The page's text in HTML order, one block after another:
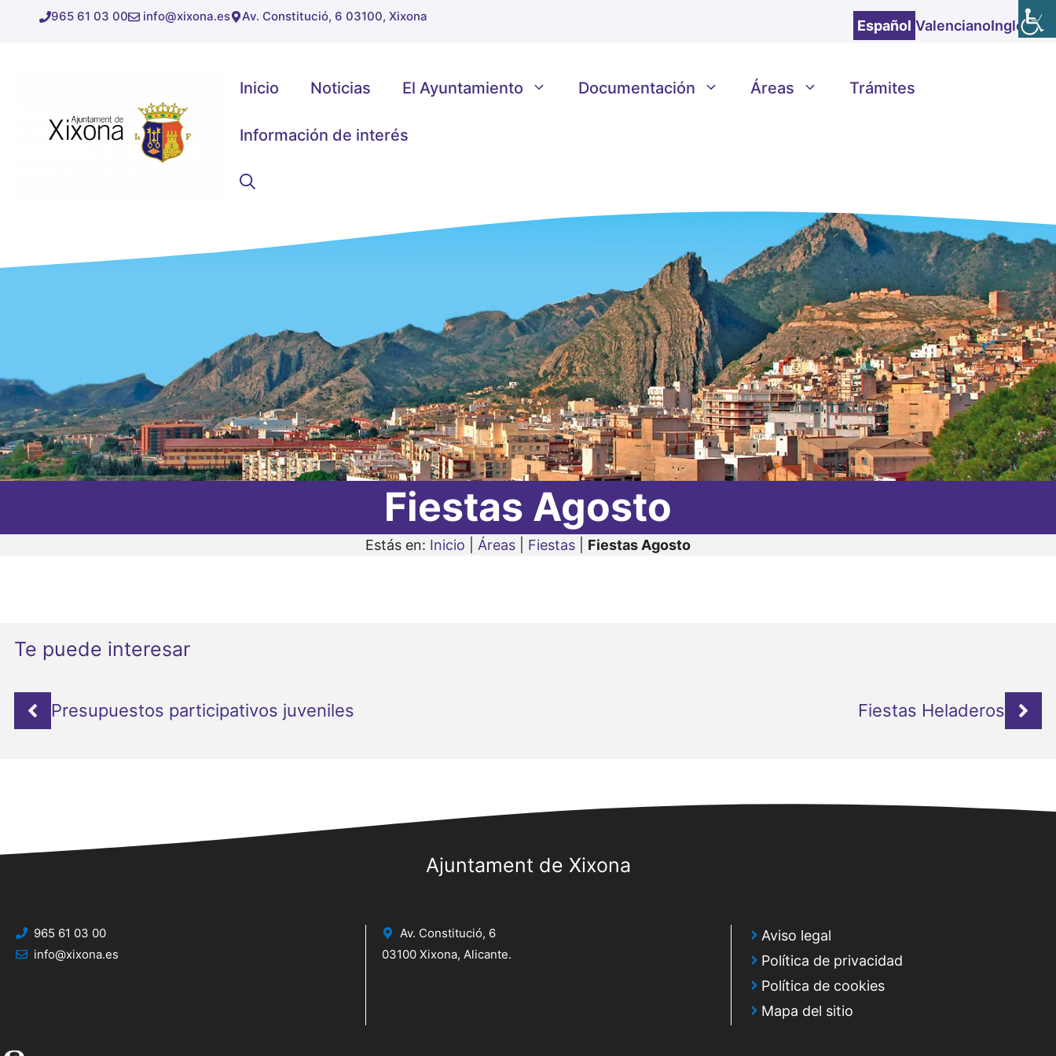
965 61 03 00 info@xixona.es Av. Constitució, 6 03100, Xixona
Español ValencianoInglés
Inicio Noticias El Ayuntamiento Documentación Áreas Trámites
Información de interés
Fiestas Agosto
Estás en: Inicio Áreas Fiestas Fiestas Agosto
Te puede interesar
Presupuestos participativos juveniles Fiestas Heladeros
Ajuntament de Xixona
965 61 03 00
info@xixona.es
Av. Constitució, 6
03100 Xixona, Alicante.
Aviso legal
Política de privacidad
Política de cookies
Mapa del sitio